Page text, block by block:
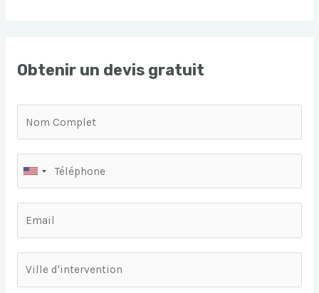
Obtenir un devis gratuit